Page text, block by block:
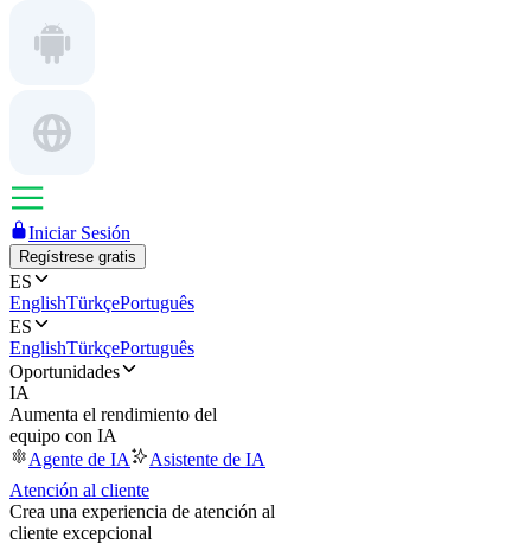
Iniciar Sesión
Regístrese gratis
ES
EnglishTürkçePortuguês
ES
EnglishTürkçePortuguês
Oportunidades
IA
Aumenta el rendimiento del
equipo con IA
Agente de IA
Asistente de IA
Atención al cliente
Crea una experiencia de atención al
cliente excepcional